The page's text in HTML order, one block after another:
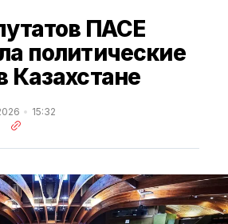
ПАСЕ
политические
15:32